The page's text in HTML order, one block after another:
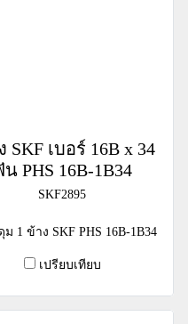
SKF เบอร์ 16B x 34
PHS 16B-1B34
SKF2895
ม 1 ข้าง SKF PHS 16B-1B34
เปรียบเทียบ